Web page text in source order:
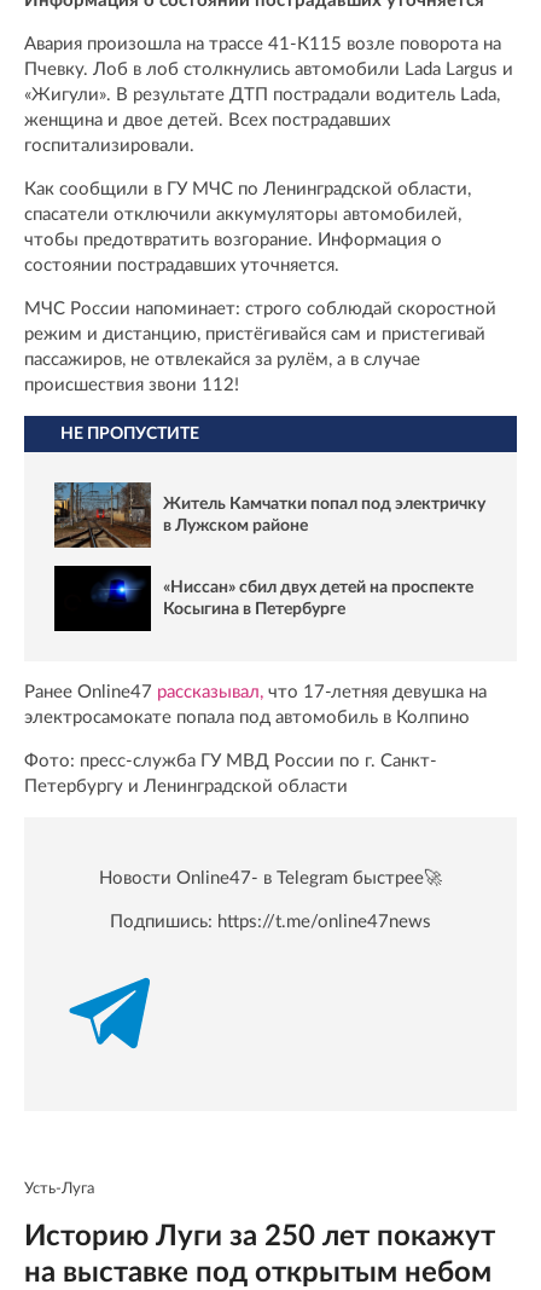
Авария произошла на трассе 41-К115 возле поворота на
Пчевку. Лоб в лоб столкнулись автомобили Lada Largus и
«Жигули». В результате ДТП пострадали водитель Lada,
женщина и двое детей. Всех пострадавших
госпитализировали.
Как сообщили в ГУ МЧС по Ленинградской области,
спасатели отключили аккумуляторы автомобилей,
чтобы предотвратить возгорание. Информация о
состоянии пострадавших уточняется.
МЧС России напоминает: строго соблюдай скоростной
режим и дистанцию, пристёгивайся сам и пристегивай
пассажиров, не отвлекайся за рулём, а в случае
происшествия звони 112!
НЕ ПРОПУСТИТЕ
Житель Камчатки попал под электричку
в Лужском районе
«Ниссан» сбил двух детей на проспекте
Косыгина в Петербурге
Ранее Online47 рассказывал, что 17-летняя девушка на
электросамокате попала под автомобиль в Колпино
Фото: пресс-служба ГУ МВД России по г. Санкт-
Петербургу и Ленинградской области
Новости Online47- в Telegram быстрее🚀
Подпишись: https://t.me/online47news
Усть-Луга
Историю Луги за 250 лет покажут
на выставке под открытым небом